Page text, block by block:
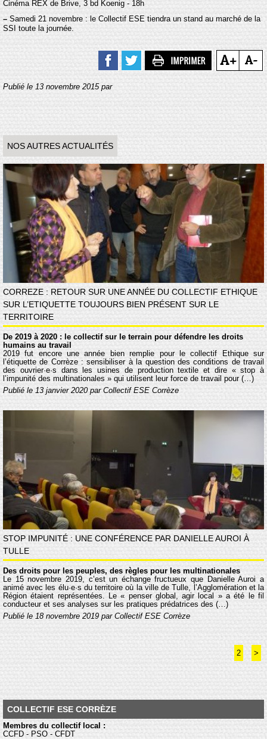
Cinéma REX de Brive, 3 bd Koenig - 18h
– Samedi 21 novembre : le Collectif ESE tiendra un stand au marché de la
SSI toute la journée.
Publié le 13 novembre 2015 par
NOS AUTRES ACTUALITÉS
CORREZE : RETOUR SUR UNE ANNÉE DU COLLECTIF ETHIQUE
SUR L’ETIQUETTE TOUJOURS BIEN PRÉSENT SUR LE
TERRITOIRE
De 2019 à 2020 : le collectif sur le terrain pour défendre les droits
humains au travail
2019 fut encore une année bien remplie pour le collectif Éthique sur
l’étiquette de Corrèze : sensibiliser à la question des conditions de travail
des ouvrier·e·s dans les usines de production textile et dire « stop à
l’impunité des multinationales » qui utilisent leur force de travail pour (…)
Publié le 13 janvier 2020 par Collectif ESE Corrèze
STOP IMPUNITÉ : UNE CONFÉRENCE PAR DANIELLE AUROI À
TULLE
Des droits pour les peuples, des règles pour les multinationales
Le 15 novembre 2019, c’est un échange fructueux que Danielle Auroi a
animé avec les élu·e·s du territoire où la ville de Tulle, l’Agglomération et la
Région étaient représentées. Le « penser global, agir local » a été le fil
conducteur et ses analyses sur les pratiques prédatrices des (…)
Publié le 18 novembre 2019 par Collectif ESE Corrèze
2 >
COLLECTIF ESE CORRÈZE
Membres du collectif local :
CCFD - PSO - CFDT